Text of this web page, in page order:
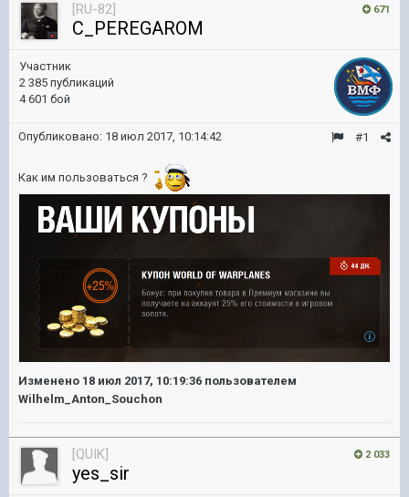
671
[RU-82]
C_PEREGAROM
Участник
2 385 публикаций
4 601 бой
#1
Опубликовано: 18 июл 2017, 10:14:42
Как им пользоваться ?
Изменено 18 июл 2017, 10:19:36 пользователем
Wilhelm_Anton_Souchon
2 033
[QUIK]
yes_sir